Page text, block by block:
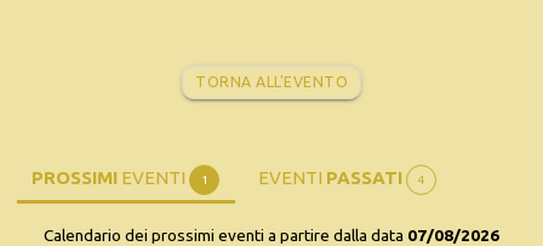
TORNA ALL'EVENTO
PROSSIMI EVENTI 1 EVENTI PASSATI 4
Calendario dei prossimi eventi a partire dalla data 07/08/2026